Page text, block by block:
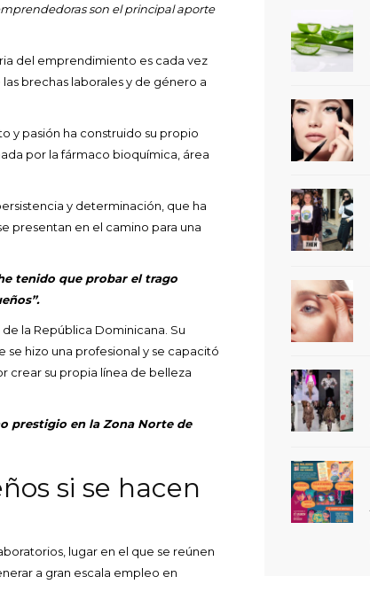
son el principal aporte
del emprendimiento es cada vez
brechas laborales y de género a
y pasión ha construido su propio
por la fármaco bioquímica, área
y determinación, que ha
presentan en el camino para una
tenido que probar el trago
la República Dominicana. Su
se hizo una profesional y se capacitó
crear su propia línea de belleza
prestigio en la Zona Norte de
si se hacen
lugar en el que se reúnen
a gran escala empleo en